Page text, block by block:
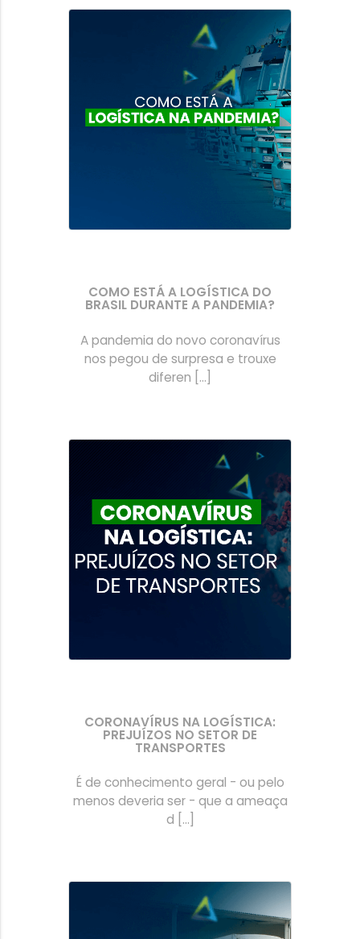
COMO ESTÁ A LOGÍSTICA DO
BRASIL DURANTE A PANDEMIA?
A pandemia do novo coronavírus
nos pegou de surpresa e trouxe
diferen [...]
CORONAVÍRUS NA LOGÍSTICA:
PREJUÍZOS NO SETOR DE
TRANSPORTES
É de conhecimento geral - ou pelo
menos deveria ser - que a ameaça
d [...]